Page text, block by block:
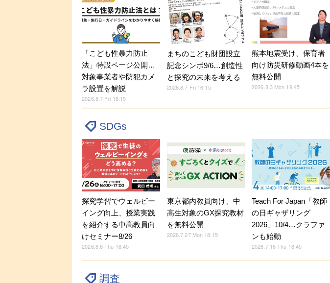
「こども性暴力防止
法」特設ページ公開…
対象事業者や防犯カメ
ラ設置を解説
2026.8.7 Fri 18:15
まちのこども財団設立
記念シンポ9/6…創造性
と探究の未来を考える
2026.8.7 Fri 16:15
熊本地震受け、保育者
向け防災研修動画4本を
無料公開
2026.8.3 Mon 19:45
SDGs
探究学習でウェルビー
イング向上、授業実践
を紹介する中高教員向
けセミナー8/26
2026.8.6 Thu 18:45
東京都内教員向け、中
高生対象のGX探究教材
を無料公開
2026.7.27 Mon 18:15
Teach For Japan「教師
の日ギャザリング
2026」10/4…クラファ
ンも始動
2026.7.16 Thu 18:45
調査